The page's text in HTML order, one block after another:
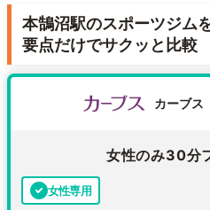
本鵠沼駅のスポーツジム
要点だけでサクッと比較
カーブス
女性のみ30分
女性専用